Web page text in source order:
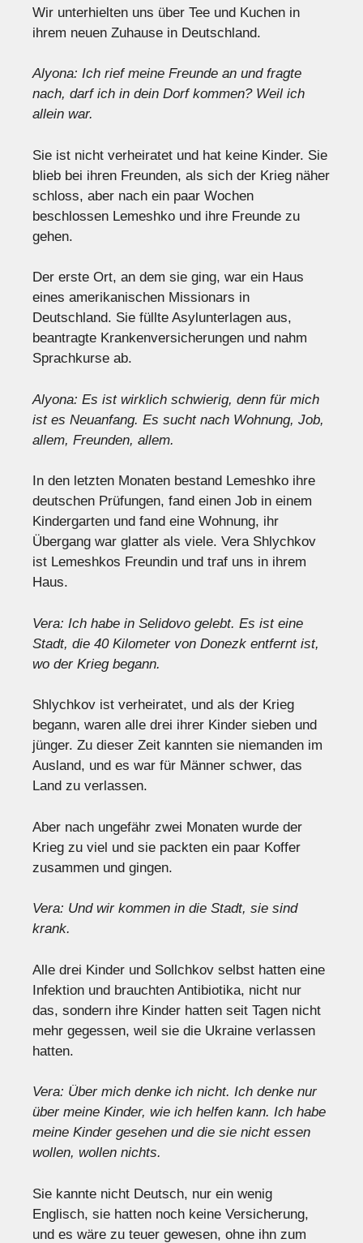
Wir unterhielten uns über Tee und Kuchen in
ihrem neuen Zuhause in Deutschland.
Alyona: Ich rief meine Freunde an und fragte
nach, darf ich in dein Dorf kommen? Weil ich
allein war.
Sie ist nicht verheiratet und hat keine Kinder. Sie
blieb bei ihren Freunden, als sich der Krieg näher
schloss, aber nach ein paar Wochen
beschlossen Lemeshko und ihre Freunde zu
gehen.
Der erste Ort, an dem sie ging, war ein Haus
eines amerikanischen Missionars in
Deutschland. Sie füllte Asylunterlagen aus,
beantragte Krankenversicherungen und nahm
Sprachkurse ab.
Alyona: Es ist wirklich schwierig, denn für mich
ist es Neuanfang. Es sucht nach Wohnung, Job,
allem, Freunden, allem.
In den letzten Monaten bestand Lemeshko ihre
deutschen Prüfungen, fand einen Job in einem
Kindergarten und fand eine Wohnung, ihr
Übergang war glatter als viele. Vera Shlychkov
ist Lemeshkos Freundin und traf uns in ihrem
Haus.
Vera: Ich habe in Selidovo gelebt. Es ist eine
Stadt, die 40 Kilometer von Donezk entfernt ist,
wo der Krieg begann.
Shlychkov ist verheiratet, und als der Krieg
begann, waren alle drei ihrer Kinder sieben und
jünger. Zu dieser Zeit kannten sie niemanden im
Ausland, und es war für Männer schwer, das
Land zu verlassen.
Aber nach ungefähr zwei Monaten wurde der
Krieg zu viel und sie packten ein paar Koffer
zusammen und gingen.
Vera: Und wir kommen in die Stadt, sie sind
krank.
Alle drei Kinder und Sollchkov selbst hatten eine
Infektion und brauchten Antibiotika, nicht nur
das, sondern ihre Kinder hatten seit Tagen nicht
mehr gegessen, weil sie die Ukraine verlassen
hatten.
Vera: Über mich denke ich nicht. Ich denke nur
über meine Kinder, wie ich helfen kann. Ich habe
meine Kinder gesehen und die sie nicht essen
wollen, wollen nichts.
Sie kannte nicht Deutsch, nur ein wenig
Englisch, sie hatten noch keine Versicherung,
und es wäre zu teuer gewesen, ohne ihn zum